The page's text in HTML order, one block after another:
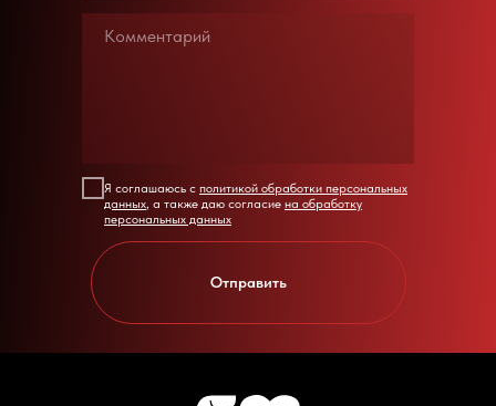
Я соглашаюсь с политикой обработки персональных
данных, а также даю согласие на обработку
персональных данных
Отправить